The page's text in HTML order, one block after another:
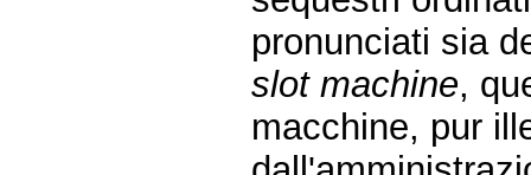
pronunciati sia
slot machine,
macchine, pur